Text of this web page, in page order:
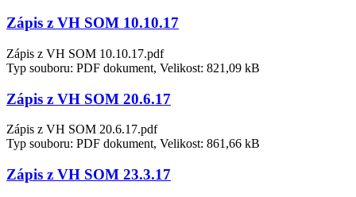
Zápis z VH SOM 10.10.17
Zápis z VH SOM 10.10.17.pdf
Typ souboru: PDF dokument, Velikost: 821,09 kB
Zápis z VH SOM 20.6.17
Zápis z VH SOM 20.6.17.pdf
Typ souboru: PDF dokument, Velikost: 861,66 kB
Zápis z VH SOM 23.3.17